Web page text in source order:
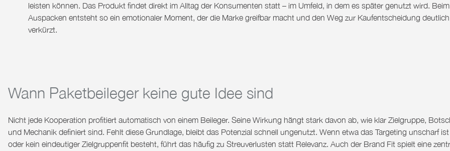
leisten können. Das Produkt findet direkt im Alltag der Konsumenten statt – im Umfeld, in dem es später genutzt wird. Beim
Auspacken entsteht so ein emotionaler Moment, der die Marke greifbar macht und den Weg zur Kaufentscheidung deutlich
verkürzt.
Wann Paketbeileger keine gute Idee sind
Nicht jede Kooperation profitiert automatisch von einem Beileger. Seine Wirkung hängt stark davon ab, wie klar Zielgruppe,
und Mechanik definiert sind. Fehlt diese Grundlage, bleibt das Potenzial schnell ungenutzt. Wenn etwa das Targeting unscharf ist
oder kein eindeutiger Zielgruppenfit besteht, führt das häufig zu Streuverlusten statt Relevanz. Auch der Brand Fit spielt eine